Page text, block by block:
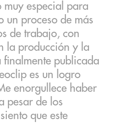
muy especial para
un proceso de más
de trabajo, con
la producción y la
finalmente publicada
es un logro
enorgullece haber
pesar de los
que este